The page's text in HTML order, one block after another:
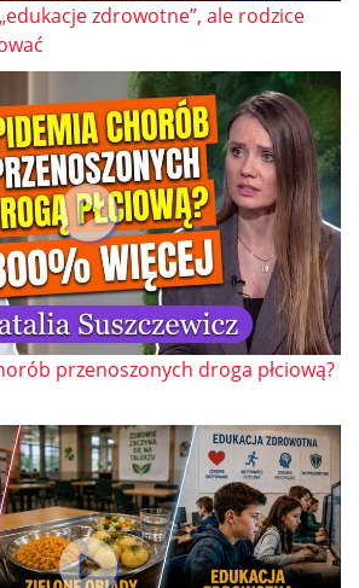
zdrowotne”, ale rodzice
przenoszonych droga płciową?